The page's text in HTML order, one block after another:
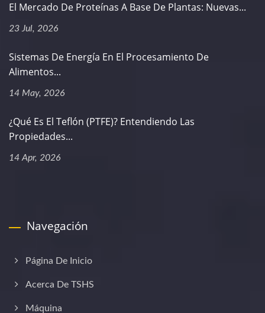
El Mercado De Proteínas A Base De Plantas: Nuevas...
23 Jul, 2026
Sistemas De Energía En El Procesamiento De
Alimentos...
14 May, 2026
¿Qué Es El Teflón (PTFE)? Entendiendo Las
Propiedades...
14 Apr, 2026
Navegación
Página De Inicio
Acerca De TSHS
Máquina